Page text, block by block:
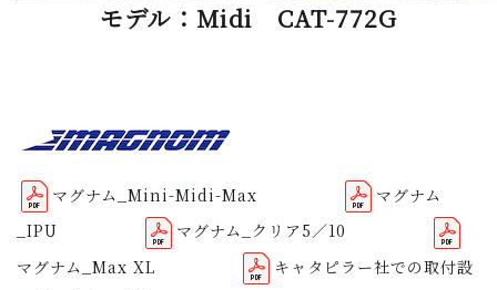
モデル：Midi CAT-772G
マグナム_Mini-Midi-Max
マグナム
_IPU
マグナム_クリア5／10
マグナム_Max XL
キャタピラー社での取付設